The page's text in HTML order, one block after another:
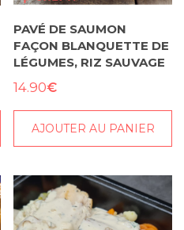
PAVÉ DE SAUMON
FAÇON BLANQUETTE DE
LÉGUMES, RIZ SAUVAGE
14.90€
AJOUTER AU PANIER